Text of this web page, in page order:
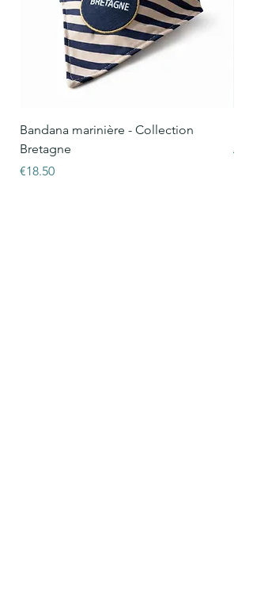
Bandana marinière - Collection
Bretagne
Price
€18.50